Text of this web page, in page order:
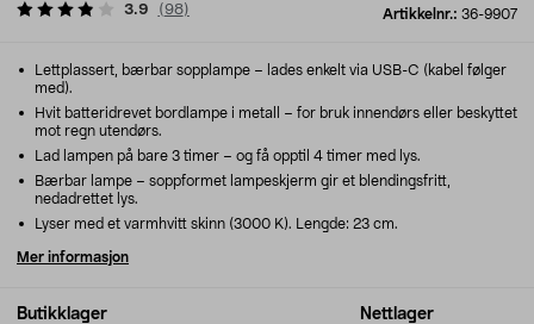
Artikkelnr.: 36-9907
3.9 (98)
Butikklager Nettlager
Lettplassert, bærbar sopplampe – lades enkelt via USB-C (kabel følger
med).
Hvit batteridrevet bordlampe i metall – for bruk innendørs eller beskyttet
mot regn utendørs.
Lad lampen på bare 3 timer – og få opptil 4 timer med lys.
Bærbar lampe – soppformet lampeskjerm gir et blendingsfritt,
nedadrettet lys.
Lyser med et varmhvitt skinn (3000 K). Lengde: 23 cm.
Mer informasjon